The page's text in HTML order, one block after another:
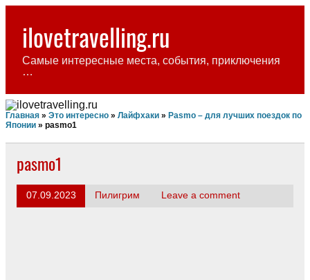
Skip
contentilovetravelling.ru
Самые интересные места, события, приключения
…
Главная » Это интересно » Лайфхаки » Pasmo – для лучших поездок по
Японии » pasmo1
pasmo1
07.09.2023 Пилигрим Leave a comment